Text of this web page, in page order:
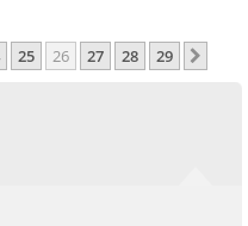
25 26 27 28 29